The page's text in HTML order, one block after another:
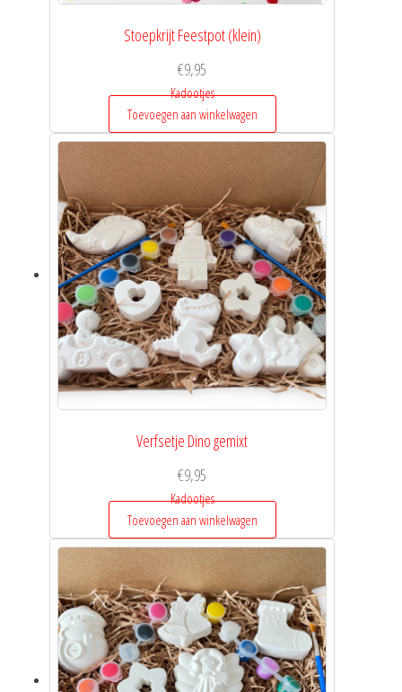
Stoepkrijt Feestpot (klein)
€9,95
Kadootjes
Toevoegen aan winkelwagen
Verfsetje Dino gemixt
€9,95
Kadootjes
Toevoegen aan winkelwagen